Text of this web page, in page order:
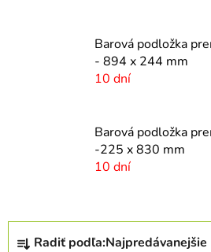
Barová podložka
- 894 x 244 mm
10 dní
Barová podložka
-225 x 830 mm
10 dní
R
Radiť podľa:Najpredávanejšie